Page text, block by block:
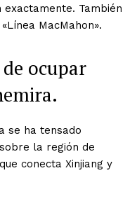
También
MacMahon».
ocupar
se ha tensado
la región de
conecta Xinjiang y